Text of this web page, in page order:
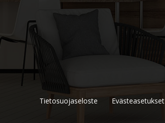
Tietosuojaseloste Evästeasetukset